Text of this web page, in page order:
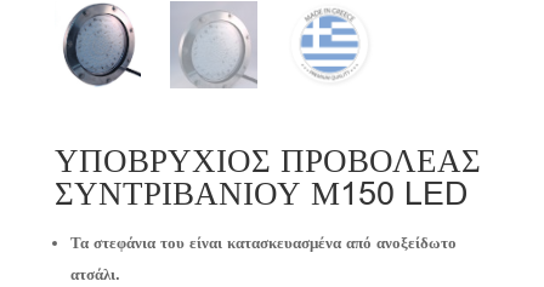
ΥΠΟΒΡΥΧΙΟΣ ΠΡΟΒΟΛΕΑΣ
ΣΥΝΤΡΙΒΑΝΙΟΥ Μ150 LED
Τα στεφάνια του είναι κατασκευασμένα από ανοξείδωτο
ατσάλι.